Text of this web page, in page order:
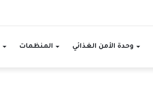
المنظمات وحدة الأمن الغذائي